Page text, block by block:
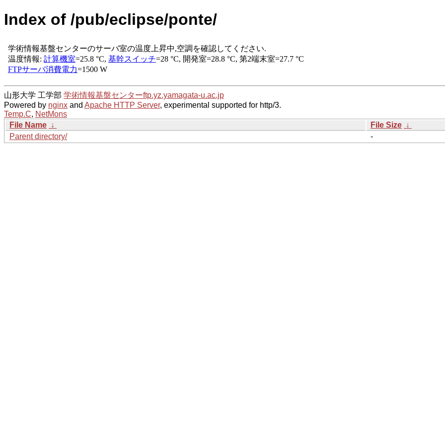
Index of /pub/eclipse/ponte/
山形大学 工学部 学術情報基盤センターftp.yz.yamagata-u.ac.jp
Powered by nginx and Apache HTTP Server, experimental supported for http/3.
Temp.C, NetMons
File Name ↓ File Size ↓
Parent directory/
-